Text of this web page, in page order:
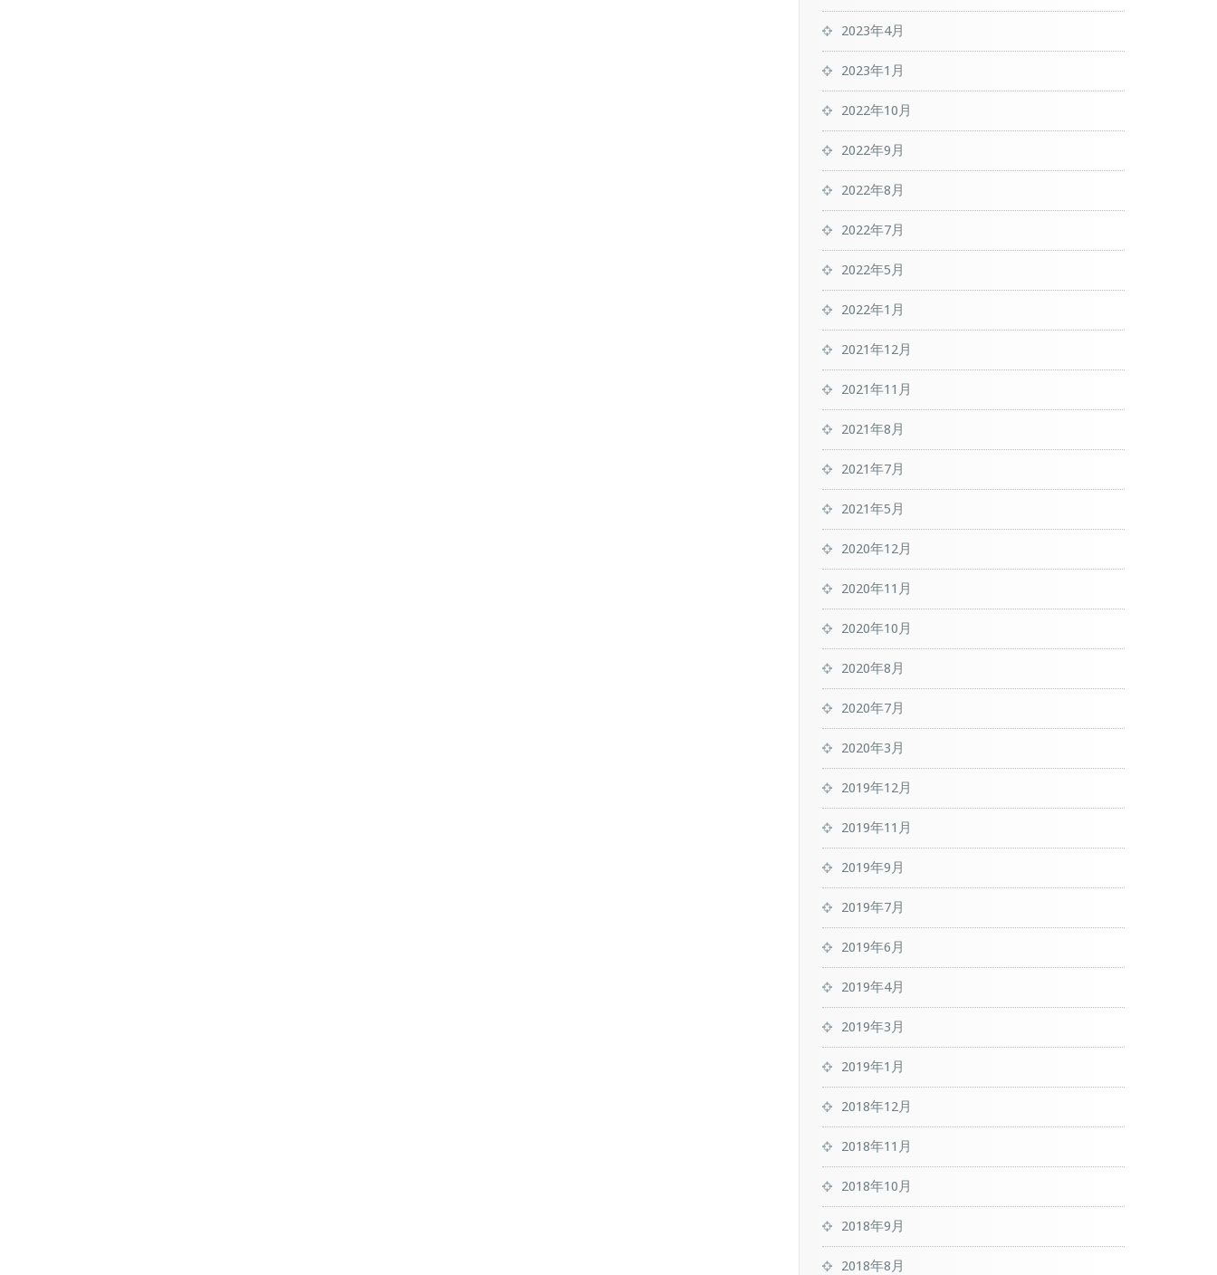
2023年4月
2023年1月
2022年10月
2022年9月
2022年8月
2022年7月
2022年5月
2022年1月
2021年12月
2021年11月
2021年8月
2021年7月
2021年5月
2020年12月
2020年11月
2020年10月
2020年8月
2020年7月
2020年3月
2019年12月
2019年11月
2019年9月
2019年7月
2019年6月
2019年4月
2019年3月
2019年1月
2018年12月
2018年11月
2018年10月
2018年9月
2018年8月